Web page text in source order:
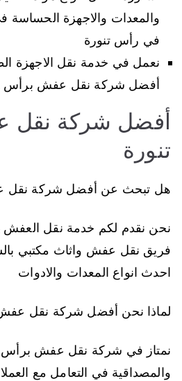
والمعدات والاجهزة
في رأس تنورة
نعمل في خدمة نقل الاجهزة
أفضل شركة نقل عفش برأس
أفضل شركة
تنورة
هل تبحث عن أفضل شركة نقل
نحن نقدم لكم خدمة نقل العفش
فريق نقل عفش واثاث مكتبي
احدث انواع المعدات والادوات
لماذا نحن أفضل شركة نقل
نمتاز في شركة نقل عفش برأس
والمصداقية في التعامل مع